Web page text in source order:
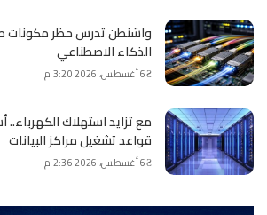
واشنطن تدرس حظر مكونات
الذكاء الاصطناعي
6 أغسطس، 2026 3:20 م
مع تزايد استهلاك الكهرباء..
قواعد تشغيل مراكز البيانات
6 أغسطس، 2026 2:36 م